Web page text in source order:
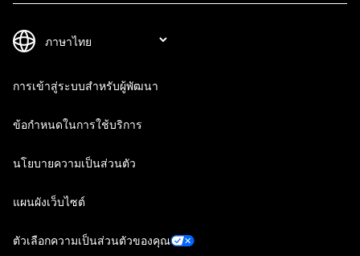
การเข้าสู่ระบบสำหรับผู้พัฒนา
ข้อกำหนดในการใช้บริการ
นโยบายความเป็นส่วนตัว
แผนผังเว็บไซต์
ตัวเลือกความเป็นส่วนตัวของคุณ